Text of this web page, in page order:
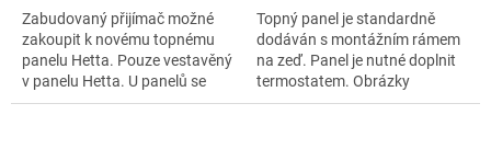
Zabudovaný přijímač možné
zakoupit k novému topnému
panelu Hetta. Pouze vestavěný
v panelu Hetta. U panelů se
zabudovaným...
Topný panel je standardně
dodáván s montážním rámem
na zeď. Panel je nutné doplnit
termostatem. Obrázky
mohou...